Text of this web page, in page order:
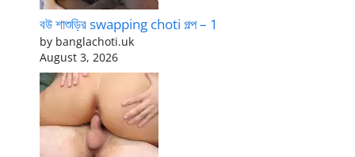
বউ শাশুড়ির swapping choti গল্প – 1
by banglachoti.uk
August 3, 2026